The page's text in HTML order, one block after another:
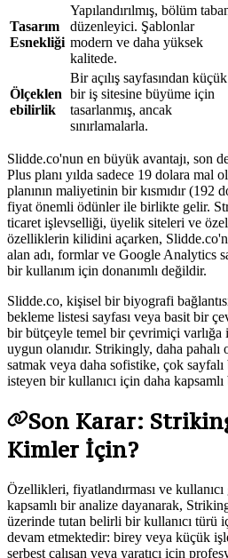
Tasarım
Esnekliği
Yapılandırılmış, bölüm
düzenleyici. Şablonlar
modern ve daha yüksek
kalitede.
Ölçeklen
ebilirlik
Bir açılış sayfasından küçük
bir iş sitesine büyüme için
tasarlanmış, ancak
sınırlamalarla.
Slidde.co'nun en büyük avantajı, son
Plus planı yılda sadece 19 dolara mal
planının maliyetinin bir kısmıdır (192
fiyat önemli ödünler ile birlikte gelir.
ticaret işlevselliği, üyelik siteleri ve
özelliklerin kilidini açarken,
alan adı, formlar ve Google Analytics
bir kullanım için donanımlı değildir.
Slidde.co, kişisel bir biyografi
bekleme listesi sayfası veya basit bir
bir bütçeyle temel bir çevrimiçi
uygun olanıdır. Strikingly, daha pahalı
satmak veya daha sofistike, çok
isteyen bir kullanıcı için daha
Son Karar:
Kimler İçin?
Özellikleri, fiyatlandırması ve
kapsamlı bir analize dayanarak,
üzerinde tutan belirli bir kullanıcı türü
devam etmektedir: birey veya küçük
serbest çalışan veya yaratıcı için